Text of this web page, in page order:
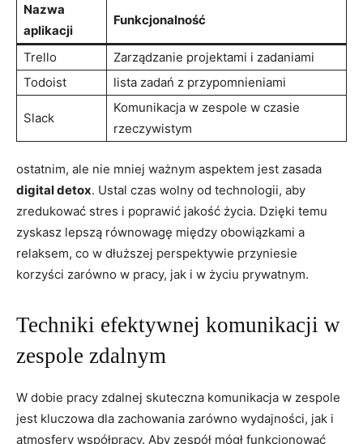
Nazwa
aplikacji
Funkcjonalność
Trello
Zarządzanie projektami i zadaniami
Todoist
lista zadań z przypomnieniami
Slack
Komunikacja w zespole ‍w czasie⁤
rzeczywistym
ostatnim, ale nie mniej ważnym aspektem jest zasada
digital detox. Ustal​ czas wolny od technologii, aby
zredukować‌ stres ‍i poprawić jakość życia. Dzięki temu
zyskasz lepszą równowagę między obowiązkami a
relaksem, co w ⁢dłuższej perspektywie przyniesie
korzyści⁣ zarówno w pracy, jak i⁣ w życiu prywatnym.
Techniki efektywnej komunikacji w
zespole zdalnym
W dobie​ pracy zdalnej skuteczna komunikacja w zespole
jest kluczowa dla⁢ zachowania zarówno wydajności,​ jak i
atmosfery współpracy.⁢ Aby zespół⁤ mógł ​funkcjonować⁣